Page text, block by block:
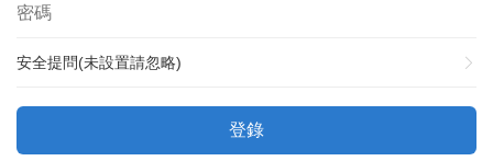
安全提問(未設置請忽略)
登錄